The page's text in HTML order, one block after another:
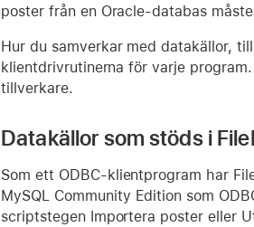
poster från en Oracle-databas
Hur du samverkar med datakällor,
klientdrivrutinerna för varje
tillverkare.
Datakällor som stöds i
Som ett ODBC-klientprogram har
MySQL Community Edition som
scriptstegen Importera poster eller